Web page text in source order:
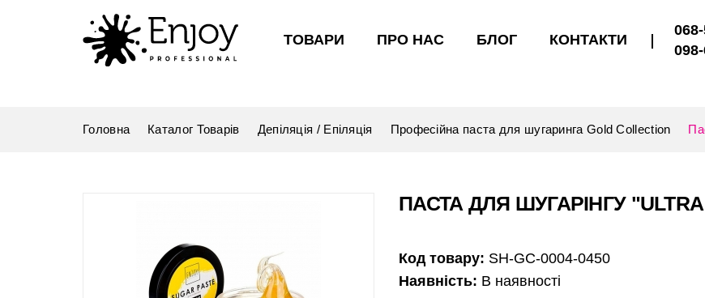
ТОВАРИ ПРО НАС БЛОГ КОНТАКТИ
Головна Каталог Товарів Депіляція / Епіляція Професійна паста для шугаринга Gold Collection
ПАСТА ДЛЯ ШУГАРІНГУ "ULTRA
Код товару: SH-GC-0004-0450
Наявність: В наявності